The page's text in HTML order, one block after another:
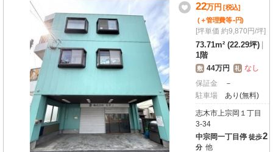
22万円 [税込]
(＋管理費等-円)
[坪単価 約9,870円/坪]
73.71m² (22.29坪)
1階
敷 44万円 礼 なし
保証金
－
駐車場
あり(無料)
志木市上宗岡１丁目
3-34
中宗岡一丁目停 徒歩2
分 他